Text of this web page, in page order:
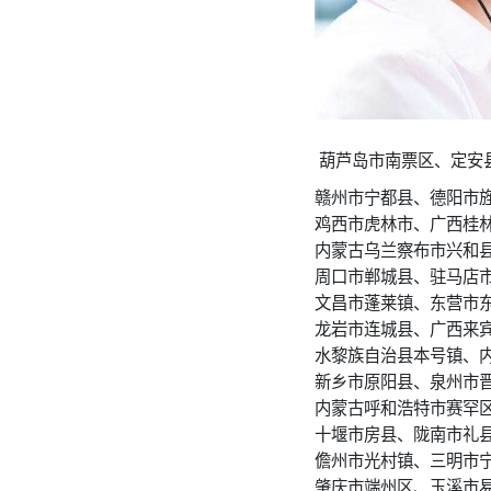
葫芦岛市南票区、定
赣州市宁都县、德阳市
鸡西市虎林市、广西桂
内蒙古乌兰察布市兴和
周口市郸城县、驻马店
文昌市蓬莱镇、东营市
龙岩市连城县、广西来
水黎族自治县本号镇、
新乡市原阳县、泉州市
内蒙古呼和浩特市赛罕
十堰市房县、陇南市礼
儋州市光村镇、三明市
肇庆市端州区、玉溪市